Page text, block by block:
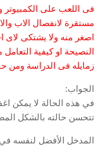
فى اللعب على الكمبيوتر
مستقرة لانفصال الاب
اصغر منه ولا يشتكى لاى
النصيحة او كيفية
زمايله فى الدراسة ومن
الجواب:
في هذه الحالة لا يمكن
تتحسن حالته بالشكل
المدخل الأفضل لنفسه